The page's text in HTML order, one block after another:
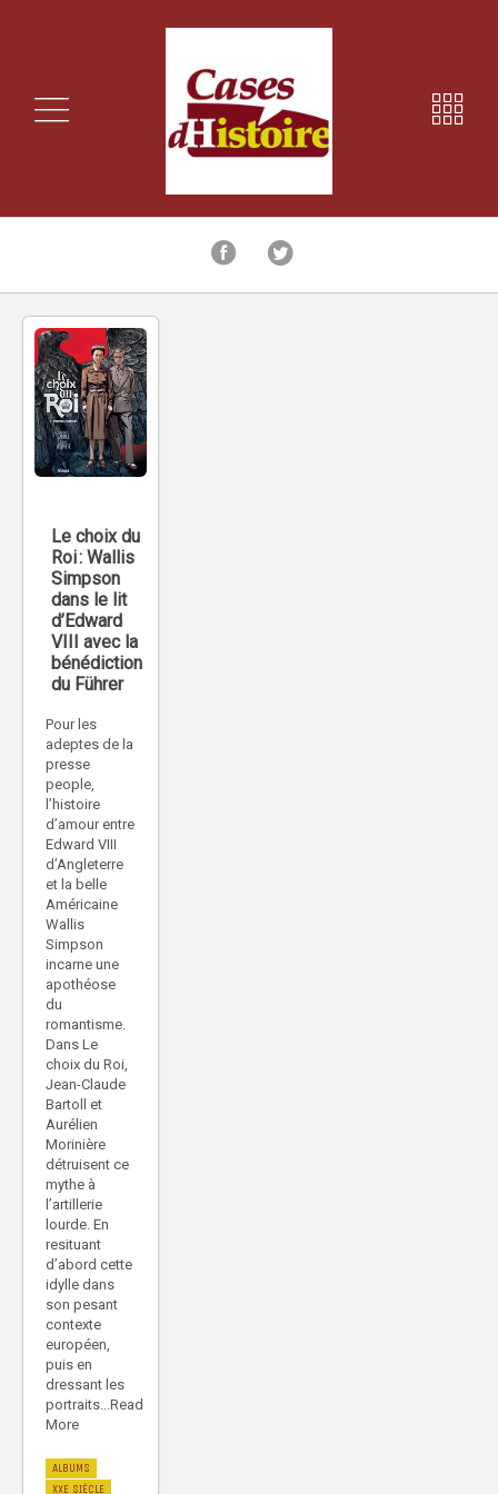
Le choix du
Roi : Wallis
Simpson
dans le lit
d’Edward
VIII avec la
bénédiction
du Führer
Pour les
adeptes de la
presse
people,
l’histoire
d’amour entre
Edward VIII
d’Angleterre
et la belle
Américaine
Wallis
Simpson
incarne une
apothéose
du
romantisme.
Dans Le
choix du Roi,
Jean-Claude
Bartoll et
Aurélien
Morinière
détruisent ce
mythe à
l’artillerie
lourde. En
resituant
d’abord cette
idylle dans
son pesant
contexte
européen,
puis en
dressant les
portraits...Read
More
ALBUMS
XXE SIÈCLE